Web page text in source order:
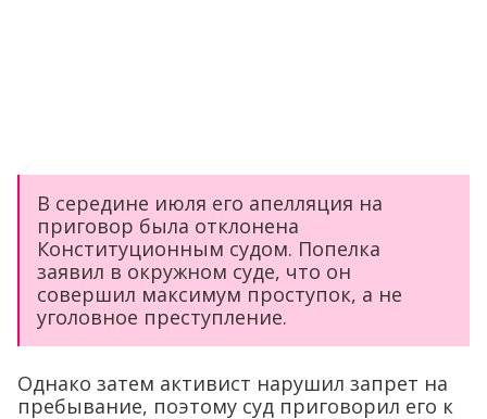
В середине июля его апелляция на
приговор была отклонена
Конституционным судом. Попелка
заявил в окружном суде, что он
совершил максимум проступок, а не
уголовное преступление.
Однако затем активист нарушил запрет на
пребывание, поэтому суд приговорил его к